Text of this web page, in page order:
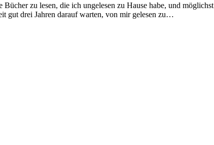
zu lesen, die ich ungelesen zu Hause habe, und
gut drei Jahren darauf warten, von mir gelesen zu…